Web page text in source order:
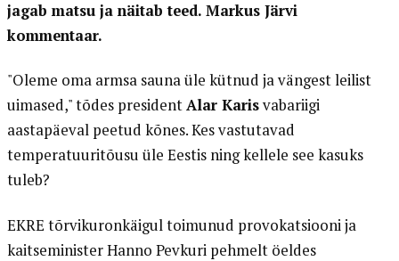
jagab matsu ja näitab teed. Markus Järvi
kommentaar.
"Oleme oma armsa sauna üle kütnud ja vängest leilist
uimased," tõdes presidentAlar Karisvabariigi
aastapäeval peetud kõnes. Kes vastutavad
temperatuuritõusu üle Eestis ning kellele see kasuks
tuleb?
EKRE tõrvikuronkäigul toimunud provokatsiooni ja
kaitseminister Hanno Pevkuri pehmelt öeldes